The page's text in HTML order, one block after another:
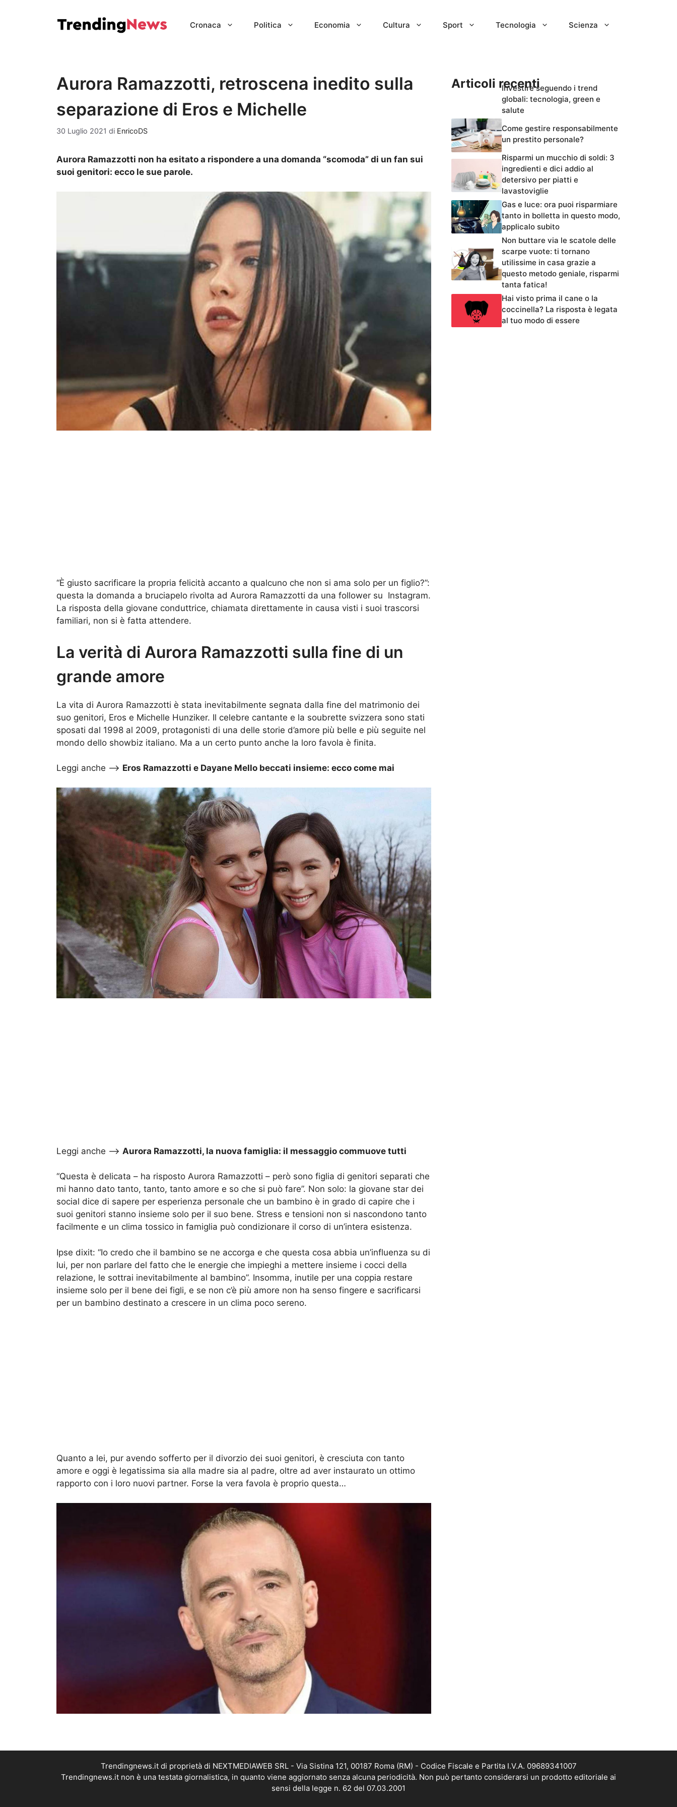
Cronaca Politica Economia Cultura Sport Tecnologia Scienza
Aurora Ramazzotti, retroscena inedito sulla
separazione di Eros e Michelle
30 Luglio 2021 di EnricoDS
Aurora Ramazzotti non ha esitato a rispondere a una domanda “scomoda” di un fan sui
suoi genitori: ecco le sue parole.
“È giusto sacrificare la propria felicità accanto a qualcuno che non si ama solo per un figlio?”:
questa la domanda a bruciapelo rivolta ad Aurora Ramazzotti da una follower su Instagram.
La risposta della giovane conduttrice, chiamata direttamente in causa visti i suoi trascorsi
familiari, non si è fatta attendere.
La verità di Aurora Ramazzotti sulla fine di un
grande amore
La vita di Aurora Ramazzotti è stata inevitabilmente segnata dalla fine del matrimonio dei
suo genitori, Eros e Michelle Hunziker. Il celebre cantante e la soubrette svizzera sono stati
sposati dal 1998 al 2009, protagonisti di una delle storie d’amore più belle e più seguite nel
mondo dello showbiz italiano. Ma a un certo punto anche la loro favola è finita.
Leggi anche –> Eros Ramazzotti e Dayane Mello beccati insieme: ecco come mai
Leggi anche –> Aurora Ramazzotti, la nuova famiglia: il messaggio commuove tutti
“Questa è delicata – ha risposto Aurora Ramazzotti – però sono figlia di genitori separati che
mi hanno dato tanto, tanto, tanto amore e so che si può fare”. Non solo: la giovane star dei
social dice di sapere per esperienza personale che un bambino è in grado di capire che i
suoi genitori stanno insieme solo per il suo bene. Stress e tensioni non si nascondono tanto
facilmente e un clima tossico in famiglia può condizionare il corso di un’intera esistenza.
Ipse dixit: “Io credo che il bambino se ne accorga e che questa cosa abbia un’influenza su di
lui, per non parlare del fatto che le energie che impieghi a mettere insieme i cocci della
relazione, le sottrai inevitabilmente al bambino”. Insomma, inutile per una coppia restare
insieme solo per il bene dei figli, e se non c’è più amore non ha senso fingere e sacrificarsi
per un bambino destinato a crescere in un clima poco sereno.
Quanto a lei, pur avendo sofferto per il divorzio dei suoi genitori, è cresciuta con tanto
amore e oggi è legatissima sia alla madre sia al padre, oltre ad aver instaurato un ottimo
rapporto con i loro nuovi partner. Forse la vera favola è proprio questa…
Articoli recentiInvestire seguendo i trend
globali: tecnologia, green e
salute
Come gestire responsabilmente
un prestito personale?
Risparmi un mucchio di soldi: 3
ingredienti e dici addio al
detersivo per piatti e
lavastoviglie
Gas e luce: ora puoi risparmiare
tanto in bolletta in questo modo,
applicalo subito
Non buttare via le scatole delle
scarpe vuote: ti tornano
utilissime in casa grazie a
questo metodo geniale, risparmi
tanta fatica!
Hai visto prima il cane o la
coccinella? La risposta è legata
al tuo modo di essere
Trendingnews.it di proprietà di NEXTMEDIAWEB SRL - Via Sistina 121, 00187 Roma (RM) - Codice Fiscale e Partita I.V.A. 09689341007
Trendingnews.it non è una testata giornalistica, in quanto viene aggiornato senza alcuna periodicità. Non può pertanto considerarsi un prodotto editoriale ai
sensi della legge n. 62 del 07.03.2001